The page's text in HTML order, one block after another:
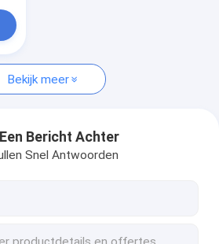
Bekijk meer
Bericht Achter
Snel Antwoorden